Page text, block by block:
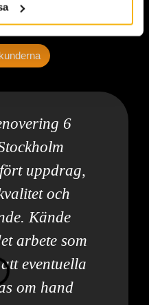
6
uppdrag,
och
Kände
arbete som
eventuella
om hand